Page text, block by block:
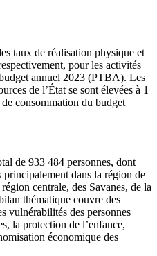
taux de réalisation physique et
pour les activités
annuel 2023 (PTBA). Les
de l’État se sont élevées à 1
consommation du budget
de 933 484 personnes, dont
dans la région de
centrale, des Savanes, de la
thématique couvre des
vulnérabilités des personnes
la protection de l’enfance,
économique des